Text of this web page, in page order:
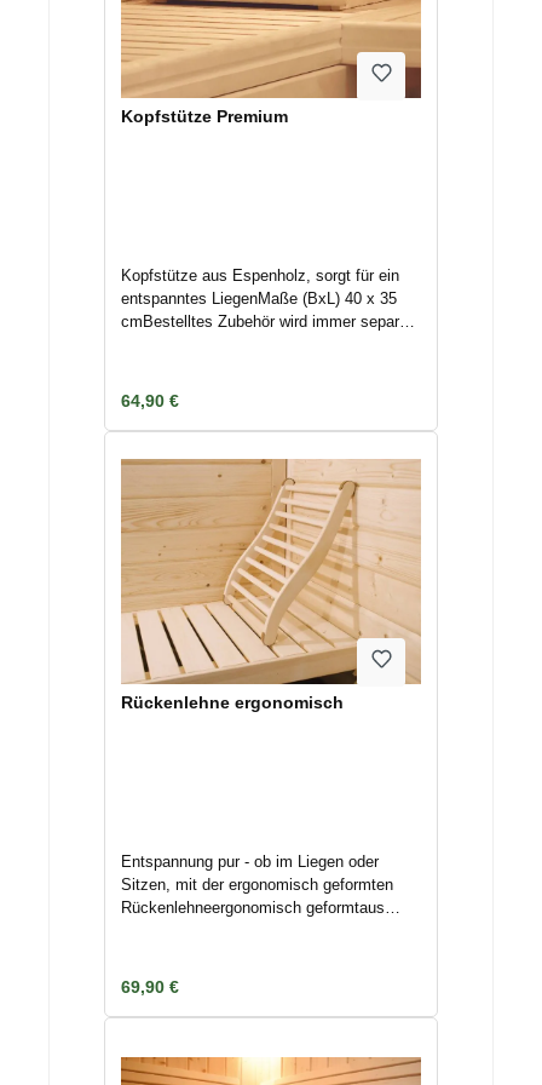
Kopfstütze Premium
Kopfstütze aus Espenholz, sorgt für ein
entspanntes LiegenMaße (BxL) 40 x 35
cmBestelltes Zubehör wird immer separat
Adresse mittels Spedition/ Paketdienst
versendet. Nichtannahme oder
Terminverschiebungen können
Lagerkosten nach sich ziehen. Deswegen
geben Sie uns Bescheid, wenn das
Zubehör nicht unmittelbar versendet
werden kann, um Kosten zu vermeiden.
Regulärer Preis:
64,90 €
Rückenlehne ergonomisch
Entspannung pur - ob im Liegen oder
Sitzen, mit der ergonomisch geformten
Rückenlehneergonomisch geformtaus
Stoppern (oben+unten)Maße (B x H x T)
40 x 52 x 7 cm)Bestelltes Zubehör wird
immer separat unmittelbar nach
hinterlegte Adresse mittels Spedition/
Regulärer Preis:
69,90 €